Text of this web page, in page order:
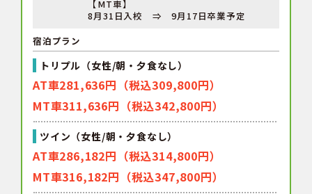
【MT車】
8月31日入校 ⇒ 9月17日卒業予定
宿泊プラン
トリプル（女性/朝・夕食なし）
AT車281,636円（税込309,800円）
MT車311,636円（税込342,800円）
ツイン（女性/朝・夕食なし）
AT車286,182円（税込314,800円）
MT車316,182円（税込347,800円）